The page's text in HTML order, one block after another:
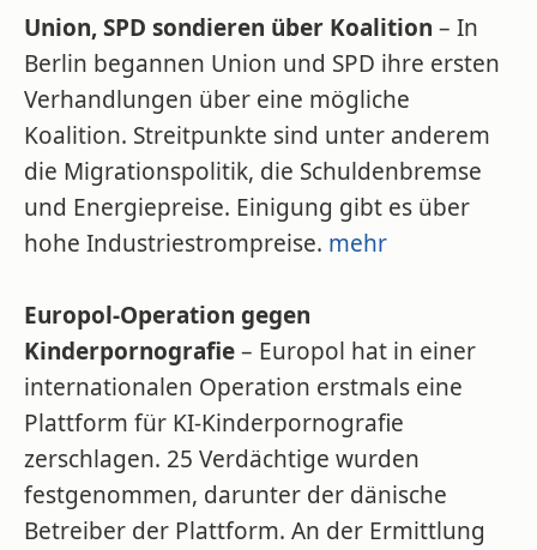
Union, SPD sondieren über Koalition – In
Berlin begannen Union und SPD ihre ersten
Verhandlungen über eine mögliche
Koalition. Streitpunkte sind unter anderem
die Migrationspolitik, die Schuldenbremse
und Energiepreise. Einigung gibt es über
hohe Industriestrompreise. mehr
Europol-Operation gegen
Kinderpornografie– Europol hat in einer
internationalen Operation erstmals eine
Plattform für KI-Kinderpornografie
zerschlagen. 25 Verdächtige wurden
festgenommen, darunter der dänische
Betreiber der Plattform. An der Ermittlung